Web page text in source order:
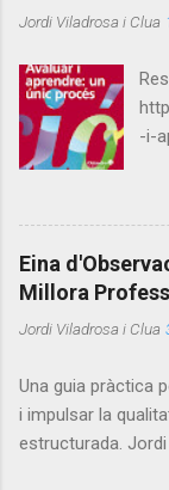
a
i
s
Jordi Viladrosa i Clua
-i-
Eina
Millora
Jordi Viladrosa i Clua
Una guia pràctica
i impulsar la
estructurada. Jordi